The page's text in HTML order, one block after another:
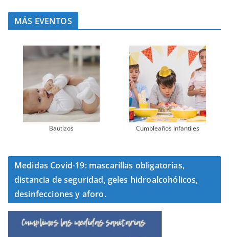
MÁS EVENTOS
Bautizos Cumpleaños Infantiles
Medidas Covid-19: mascarillas obligatorias,
distancia de seguridad, geles hidroalcohólicos,
desinfecciones y aforo.